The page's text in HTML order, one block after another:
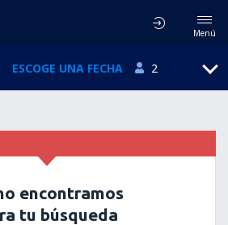
Menú
ESCOGE UNA FECHA 2
encontramos
tu búsqueda